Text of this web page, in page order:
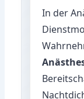
In der